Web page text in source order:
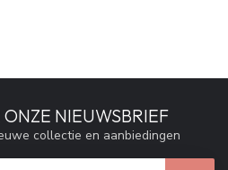
NIEUWSBRIEF
collectie en aanbiedingen